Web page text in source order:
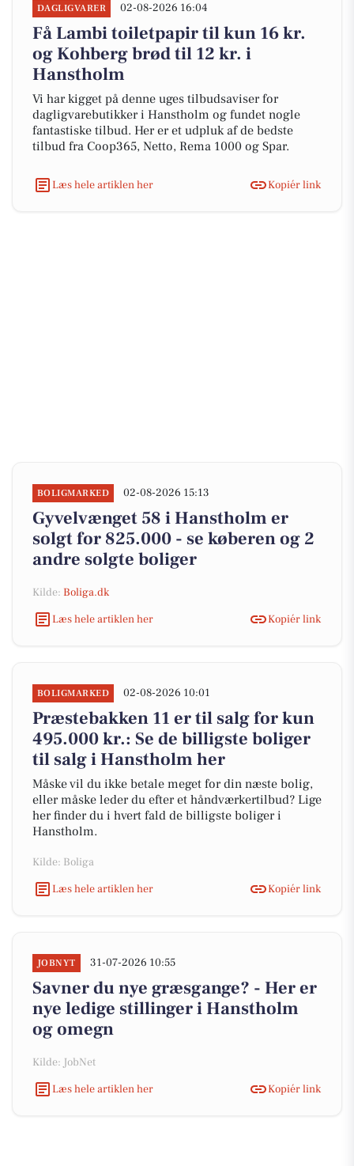
DAGLIGVARER 02-08-2026 16:04
Få Lambi toiletpapir til kun 16 kr.
og Kohberg brød til 12 kr. i
Hanstholm
Vi har kigget på denne uges tilbudsaviser for
dagligvarebutikker i Hanstholm og fundet nogle
fantastiske tilbud. Her er et udpluk af de bedste
tilbud fra Coop365, Netto, Rema 1000 og Spar.
Læs hele artiklen her Kopiér link
BOLIGMARKED 02-08-2026 15:13
Gyvelvænget 58 i Hanstholm er
solgt for 825.000 - se køberen og 2
andre solgte boliger
Kilde: Boliga.dk
Læs hele artiklen her
Kopiér link
BOLIGMARKED 02-08-2026 10:01
Præstebakken 11 er til salg for kun
495.000 kr.: Se de billigste boliger
til salg i Hanstholm her
Måske vil du ikke betale meget for din næste bolig,
eller måske leder du efter et håndværkertilbud? Lige
her finder du i hvert fald de billigste boliger i
Hanstholm.
Kilde: Boliga
Læs hele artiklen her
Kopiér link
JOBNYT 31-07-2026 10:55
Savner du nye græsgange? - Her er
nye ledige stillinger i Hanstholm
og omegn
Kilde: JobNet
Læs hele artiklen her
Kopiér link